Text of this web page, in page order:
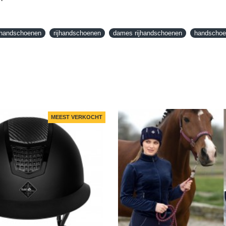
rijhandschoenen dames rijhandschoenen
MEEST VERKOCHT